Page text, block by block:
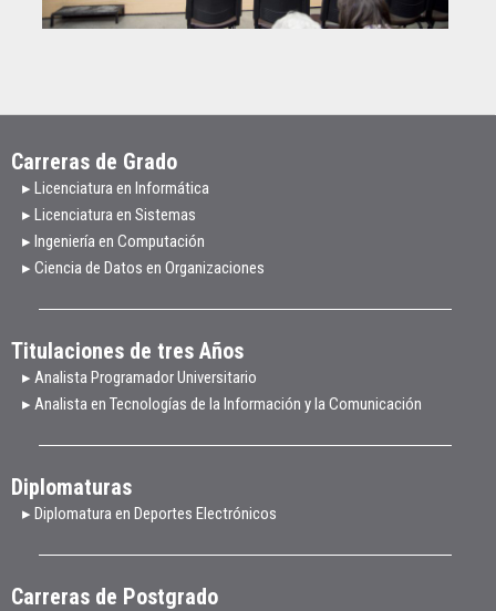
Carreras de Grado
▸ Licenciatura en Informática
▸ Licenciatura en Sistemas
▸ Ingeniería en Computación
▸ Ciencia de Datos en Organizaciones
Titulaciones de tres Años
▸ Analista Programador Universitario
▸ Analista en Tecnologías de la Información y la Comunicación
Diplomaturas
▸ Diplomatura en Deportes Electrónicos
Carreras de Postgrado